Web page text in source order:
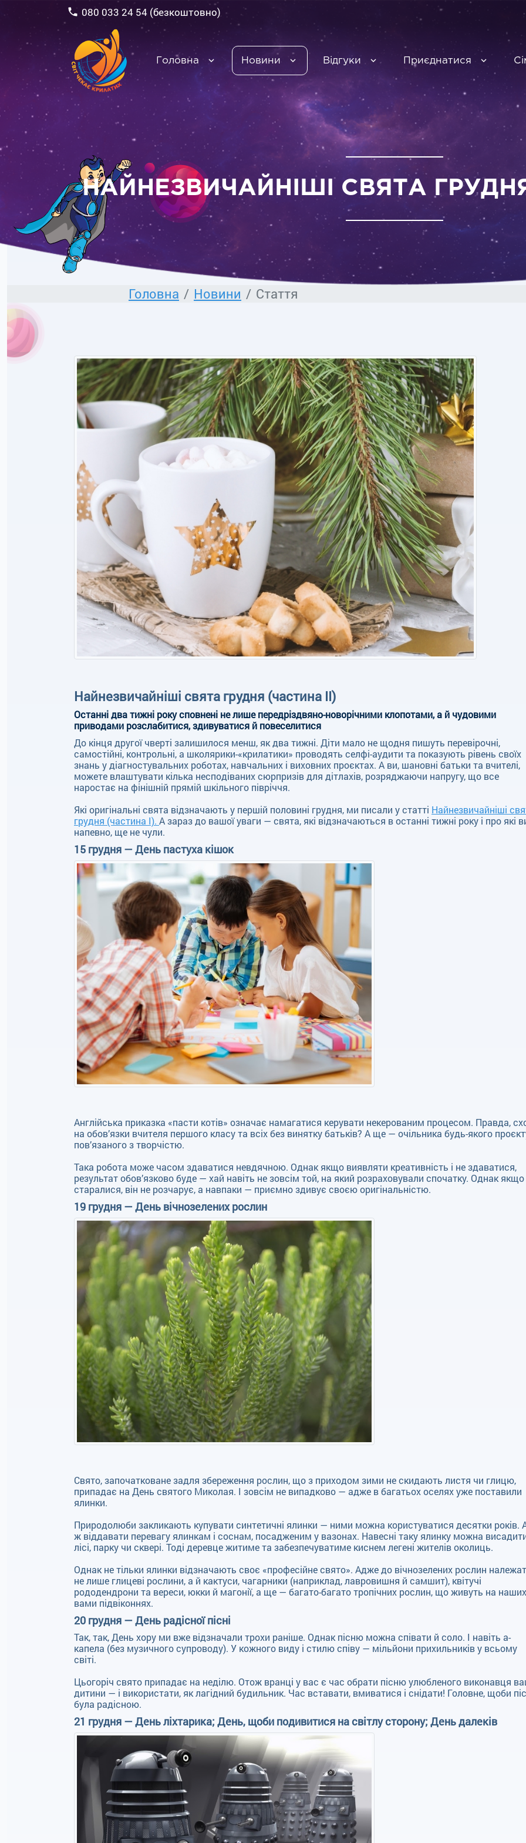
080 033 24 54 (безкоштовно)
Головна Новини Відгуки Приєднатися
НАЙНЕЗВИЧАЙНІШІ СВЯТА
Головна Новини Стаття
Найнезвичайніші свята грудня (частина ІІ)
Останні два тижні року сповнені не лише передріздвяно-новорічними клопотами, а й чудовими
приводами розслабитися, здивуватися й повеселитися
До кінця другої чверті залишилося менш, як два тижні. Діти мало не щодня пишуть перевірочні,
самостійні, контрольні, а школярики-«крилатики» проводять селфі-аудити та показують рівень своїх
знань у діагностувальних роботах, навчальних і виховних проєктах. А ви, шановні батьки та вчителі,
можете влаштувати кілька несподіваних сюрпризів для дітлахів, розряджаючи напругу, що все
наростає на фінішній прямій шкільного півріччя.
Які оригінальні свята відзначають у першій половині грудня, ми писали у статті Найнезвичайніші
грудня (частина І). А зараз до вашої уваги — свята, які відзначаються в останні тижні року і про які
напевно, ще не чули.
15 грудня — День пастуха кішок
Англійська приказка «пасти котів» означає намагатися керувати некерованим процесом. Правда,
на обов’язки вчителя першого класу та всіх без винятку батьків? А ще — очільника будь-якого
пов’язаного з творчістю.
Така робота може часом здаватися невдячною. Однак якщо виявляти креативність і не здаватися,
результат обов’язково буде — хай навіть не зовсім той, на який розраховували спочатку. Однак
старалися, він не розчарує, а навпаки — приємно здивує своєю оригінальністю.
19 грудня — День вічнозелених рослин
Свято, започатковане задля збереження рослин, що з приходом зими не скидають листя чи глицю,
припадає на День святого Миколая. І зовсім не випадково — адже в багатьох оселях уже поставили
ялинки.
Природолюби закликають купувати синтетичні ялинки — ними можна користуватися десятки років.
ж віддавати перевагу ялинкам і соснам, посадженим у вазонах. Навесні таку ялинку можна
лісі, парку чи сквері. Тоді деревце житиме та забезпечуватиме киснем легені жителів околиць.
Однак не тільки ялинки відзначають своє «професійне свято». Адже до вічнозелених рослин
не лише глицеві рослини, а й кактуси, чагарники (наприклад, лавровишня й самшит), квітучі
рододендрони та вереси, юкки й магонії, а ще — багато-багато тропічних рослин, що живуть на наших
вами підвіконнях.
20 грудня — День радісної пісні
Так, так, День хору ми вже відзначали трохи раніше. Однак пісню можна співати й соло. І навіть а-
капела (без музичного супроводу). У кожного виду і стилю співу — мільйони прихильників у всьому
світі.
Цьогоріч свято припадає на неділю. Отож вранці у вас є час обрати пісню улюбленого виконавця
дитини — і використати, як лагідний будильник. Час вставати, вмиватися і снідати! Головне, щоби
була радісною.
21 грудня — День ліхтарика; День, щоби подивитися на світлу сторону; День далеків